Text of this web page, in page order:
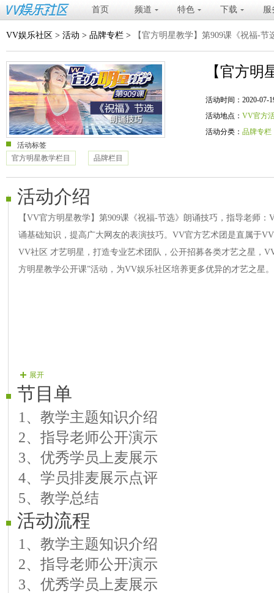
首页 频道 特色 下载 服
VV娱乐社区 > 活动 > 品牌专栏 > 【官方明星教学】第909课《祝福-节
【官方
活动时间：2020-07-
活动地点： VV官方
活动分类： 品牌专栏
活动标签
官方明星教学栏目
品牌栏目
活动介绍
【VV官方明星教学】第909课《祝福-节选》朗诵技巧，指导老师
诵基础知识，提高广大网友的表演技巧。VV官方艺术团是直属于
VV社区 才艺明星，打造专业艺术团队，公开招募各类才艺之星，
方明星教学公开课”活动，为VV娱乐社区培养更多优异的才艺之星。
展开
节目单
1、教学主题知识介绍
2、指导老师公开演示
3、优秀学员上麦展示
4、学员排麦展示点评
5、教学总结
活动流程
1、教学主题知识介绍
2、指导老师公开演示
3、优秀学员上麦展示